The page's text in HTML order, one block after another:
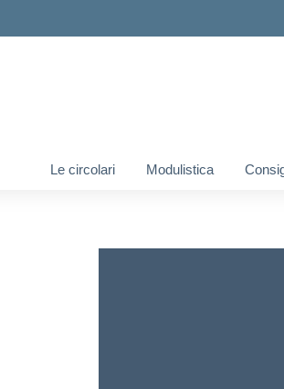
Le circolari Modulistica